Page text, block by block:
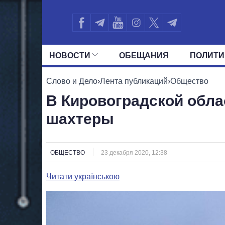
НОВОСТИ ОБЕЩАНИЯ
ВСЕ ПОЛИТИКИ ПРЕЗИДЕНТ И
Слово и Дело›Лента публикаций›Общество
В Кировоградской
шахтеры
ОБЩЕСТВО 23 декабря 2020, 12:38
Читати українською